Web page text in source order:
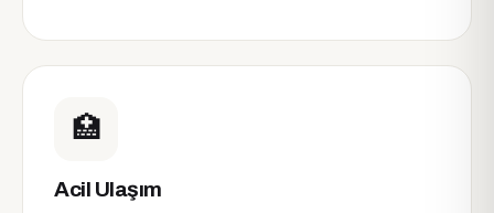
🏥
Acil Ulaşım